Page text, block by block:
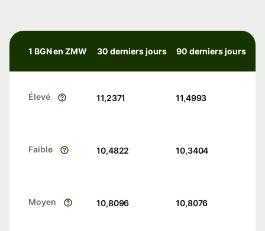
1 BGN en ZMW 30 derniers jours 90 derniers jours
Élevé 11,2371 11,4993
Faible 10,4822 10,3404
Moyen 10,8096 10,8076